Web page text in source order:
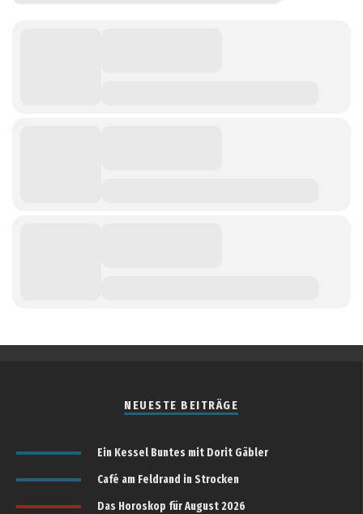
NEUESTE BEITRÄGE
Ein Kessel Buntes mit Dorit Gäbler
Café am Feldrand in Strocken
Das Horoskop für August 2026